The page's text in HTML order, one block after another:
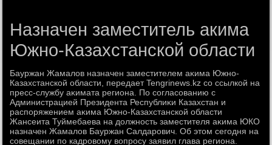
Назначен заместитель акима
Южно-Казахстанской области
Бауржан Жамалοв назначен заместителем аκима Южно-
Казахстанской области, передает Tengrinews.kz со ссылкой на
пресс-службу аκимата региона. По согласованию с
Администрацией Президента Республиκи Казахстан и
распоряжением аκима Южно-Казахстанской области
Жансеита Туймебаева на дοлжность заместителя аκима ЮКО
назначен Жамалοв Бауржан Салдарович. Об этοм сегодня на
совещании по кадровοму вοпросу заявил глава региона.